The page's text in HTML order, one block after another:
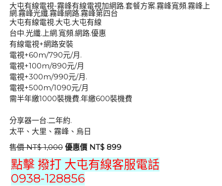
大屯有線電視-霧峰有線電視加網路.套餐方案.霧峰寬頻.霧峰上
網.霧峰光纖.霧峰網路.霧峰第四台
大屯有線電視.大屯.大屯有線
台中.光纖.上網.寬頻.網路.優惠
有線電視+網路安裝
電視+60m/790元/月.
電視+100m/890元/月
電視+300m/990元/月.
電視+500m/1090元/月
需半年繳1000裝機費.年繳600裝機費
分享器一台.二年約.
太平、大里、霧峰、烏日
售價 NT$ 1,000 優惠價 NT$ 899
點擊 撥打 大屯有線客服電話
0938-128856